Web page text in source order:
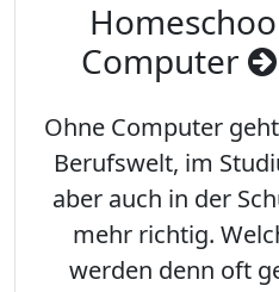
Computer
Ohne Computer
Berufswelt, im
aber auch in der
mehr richtig.
werden denn oft